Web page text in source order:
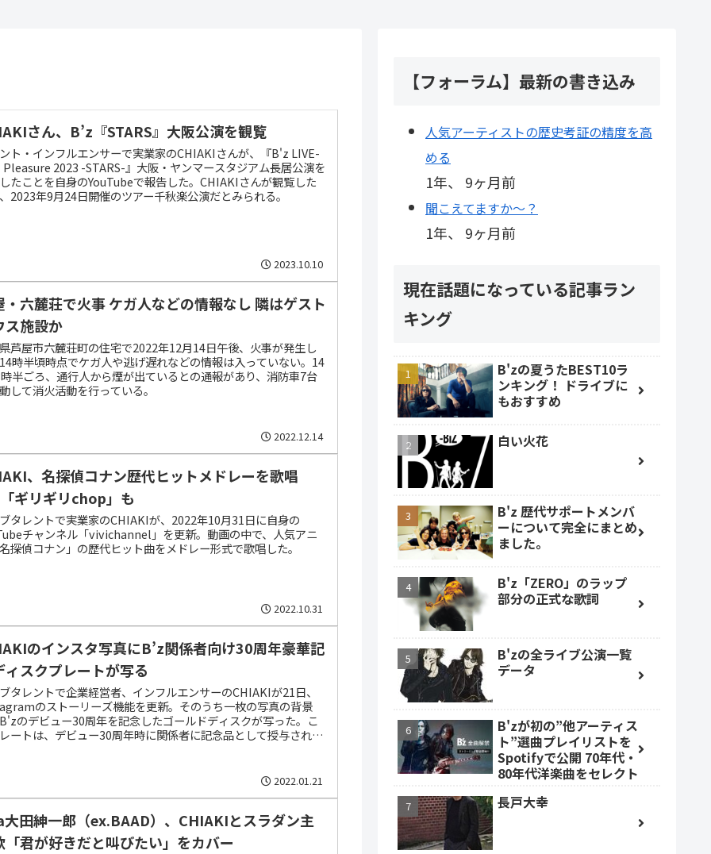
さん、B’z『STARS』大阪公演を観覧
ト・インフルエンサーで実業家のCHIAKIさんが、『B'z LIVE-
Pleasure 2023 -STARS-』大阪・ヤンマースタジアム長居公演を
たことを自身のYouTubeで報告した。CHIAKIさんが観覧した
2023年9月24日開催のツアー千秋楽公演だとみられる。
2023.10.10
・六麓荘で火事 ケガ人などの情報なし 隣はゲスト
ス施設か
芦屋市六麓荘町の住宅で2022年12月14日午後、火事が発生し
時半頃時点でケガ人や逃げ遅れなどの情報は入っていない。14
半ごろ、通行人から煙が出ているとの通報があり、消防車7台
して消火活動を行っている。
2022.12.14
、名探偵コナン歴代ヒットメドレーを歌唱
ギリギリchop」も
タレントで実業家のCHIAKIが、2022年10月31日に自身の
チャンネル「vivichannel」を更新。動画の中で、人気アニ
探偵コナン」の歴代ヒット曲をメドレー形式で歌唱した。
2022.10.31
のインスタ写真にB’z関係者向け30周年豪華記
ィスクプレートが写る
タレントで企業経営者、インフルエンサーのCHIAKIが21日、
のストーリーズ機能を更新。そのうち一枚の写真の背景
のデビュー30周年を記念したゴールドディスクが写った。こ
ートは、デビュー30周年時に関係者に記念品として授与された
2022.01.21
田紳一郎（ex.BAAD）、CHIAKIとスラダン主
「君が好きだと叫びたい」をカバー
【フォーラム】最新の書き込み
人気アーティストの歴史考証の精度を高
める
1年、 9ヶ月前
聞こえてますか～？
1年、 9ヶ月前
現在話題になっている記事ラン
キング
B'zの夏うたBEST10ラ
ンキング！ ドライブに
もおすすめ
白い火花
B'z 歴代サポートメンバ
ーについて完全にまとめ
ました。
B'z「ZERO」のラップ
部分の正式な歌詞
B'zの全ライブ公演一覧
データ
B'zが初の”他アーティス
ト”選曲プレイリストを
Spotifyで公開 70年代・
80年代洋楽曲をセレクト
長戸大幸